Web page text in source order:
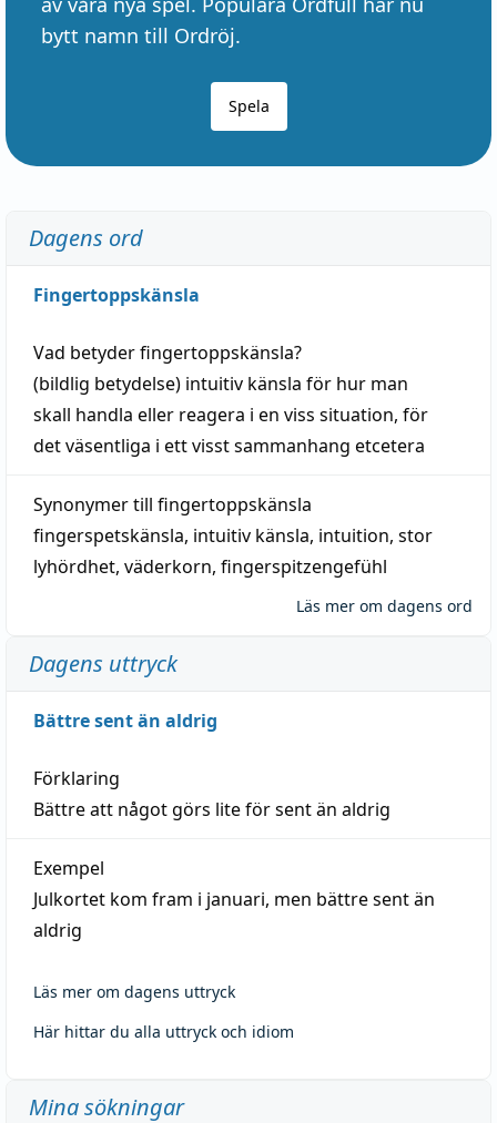
bytt namn till Ordröj.
Spela
Dagens ord
Fingertoppskänsla
Vad betyderfingertoppskänsla?
(bildlig betydelse) intuitiv känsla för hur man
skall handla eller reagera i en viss situation, för
det väsentliga i ett visstsammanhang etcetera
Synonymer till fingertoppskänsla
fingerspetskänsla, intuitiv känsla, intuition, stor
lyhördhet, väderkorn, fingerspitzengefühl
Läs mer om dagens ord
Dagens uttryck
Bättre sent än aldrig
Förklaring
Bättre att något görs lite för sent än aldrig
Exempel
Julkortet kom fram i januari, men bättre sent än
aldrig
Läs mer om dagens uttryck
Här hittar du alla uttryck och idiom
Mina sökningar